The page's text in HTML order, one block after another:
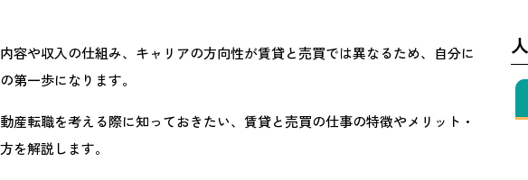
容や収入の仕組み、キャリアの方向性が賃貸と売買では異なるため、自分に
第一歩になります。
産転職を考える際に知っておきたい、賃貸と売買の仕事の特徴やメリット・
を解説します。